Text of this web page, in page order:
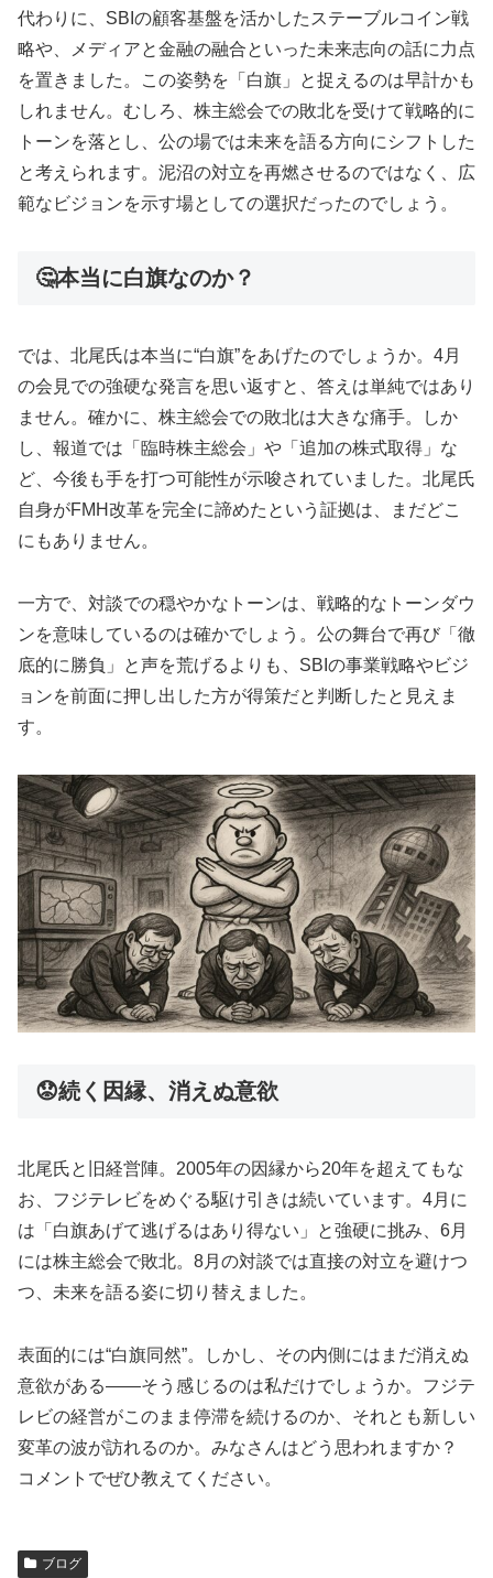
代わりに、SBIの顧客基盤を活かしたステーブルコイン戦
略や、メディアと金融の融合といった未来志向の話に力点
を置きました。この姿勢を「白旗」と捉えるのは早計かも
しれません。むしろ、株主総会での敗北を受けて戦略的に
トーンを落とし、公の場では未来を語る方向にシフトした
と考えられます。泥沼の対立を再燃させるのではなく、広
範なビジョンを示す場としての選択だったのでしょう。
🤔本当に白旗なのか？
では、北尾氏は本当に“白旗”をあげたのでしょうか。4月
の会見での強硬な発言を思い返すと、答えは単純ではあり
ません。確かに、株主総会での敗北は大きな痛手。しか
し、報道では「臨時株主総会」や「追加の株式取得」な
ど、今後も手を打つ可能性が示唆されていました。北尾氏
自身がFMH改革を完全に諦めたという証拠は、まだどこ
にもありません。
一方で、対談での穏やかなトーンは、戦略的なトーンダウ
ンを意味しているのは確かでしょう。公の舞台で再び「徹
底的に勝負」と声を荒げるよりも、SBIの事業戦略やビジ
ョンを前面に押し出した方が得策だと判断したと見えま
す。
😟続く因縁、消えぬ意欲
北尾氏と旧経営陣。2005年の因縁から20年を超えてもな
お、フジテレビをめぐる駆け引きは続いています。4月に
は「白旗あげて逃げるはあり得ない」と強硬に挑み、6月
には株主総会で敗北。8月の対談では直接の対立を避けつ
つ、未来を語る姿に切り替えました。
表面的には“白旗同然”。しかし、その内側にはまだ消えぬ
意欲がある――そう感じるのは私だけでしょうか。フジテ
レビの経営がこのまま停滞を続けるのか、それとも新しい
変革の波が訪れるのか。みなさんはどう思われますか？
コメントでぜひ教えてください。
ブログ